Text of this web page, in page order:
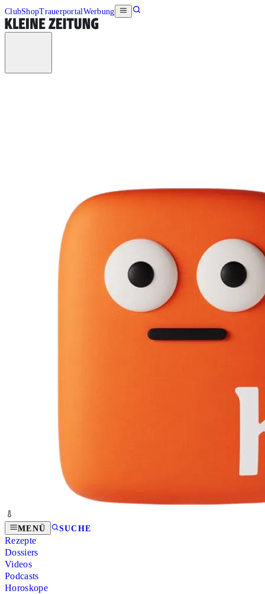
ClubShopTrauerportalWerbung
MENÜ SUCHE
Rezepte
Dossiers
Videos
Podcasts
Horoskope